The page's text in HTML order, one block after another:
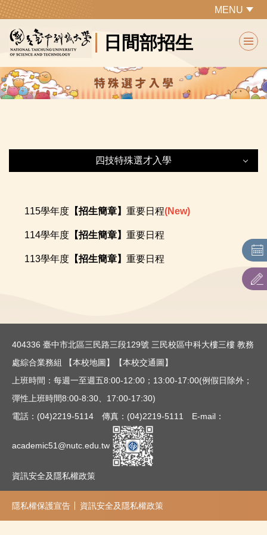
跳
主
要
內
容
區
日間部招生
MENU
四技特殊選才入學
網路作業系統
各系所特色及課程規劃
聯合招生：主辦單位連結
最低錄取標準查詢
115學年度【招生簡章】 重要日程(New)
114學年度【招生簡章】 重要日程
113學年度【招生簡章】 重要日程
404336 臺中市北區三民路三段129號 三民校區中科大樓三樓 教務
處綜合業務組
【本校地圖】
【本校交通圖】
上班時間：每週一至週五8:00-12:00；13:00-17:00(例假日除外；
彈性上班時間8:00-8:30、17:00-17:30)
電話：(04)2219-5114 傳真：(04)2219-5111 E-mail：
academic51@nutc.edu.tw
資訊安全及隱私權政策
隱私權保護宣告 資訊安全及隱私權政策